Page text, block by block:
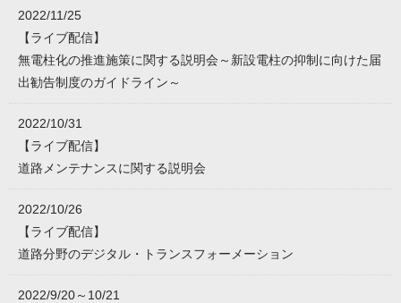
2022/11/25
【ライブ配信】
無電柱化の推進施策に関する説明会～新設電柱の抑制に向けた届
出勧告制度のガイドライン～
2022/10/31
【ライブ配信】
道路メンテナンスに関する説明会
2022/10/26
【ライブ配信】
道路分野のデジタル・トランスフォーメーション
2022/9/20～10/21